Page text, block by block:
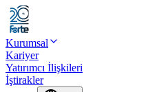
Kurumsal
Kariyer
Yatırımcı İlişkileri
İştirakler